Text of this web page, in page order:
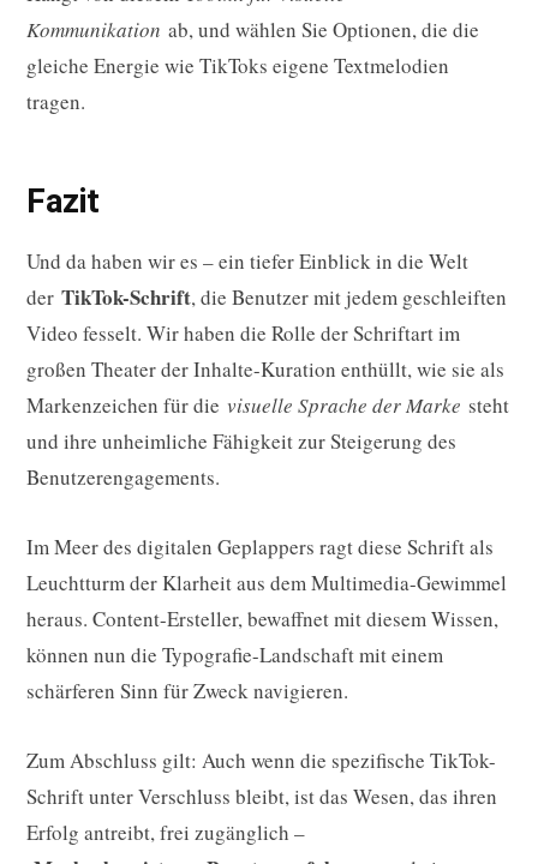
Kommunikation ab, und wählen Sie Optionen, die die
gleiche Energie wie TikToks eigene Textmelodien
tragen.
Fazit
Und da haben wir es – ein tiefer Einblick in die Welt
der TikTok-Schrift, die Benutzer mit jedem geschleiften
Video fesselt. Wir haben die Rolle der Schriftart im
großen Theater der Inhalte-Kuration enthüllt, wie sie als
Markenzeichen für die visuelle Sprache der Marke steht
und ihre unheimliche Fähigkeit zur Steigerung des
Benutzerengagements.
Im Meer des digitalen Geplappers ragt diese Schrift als
Leuchtturm der Klarheit aus dem Multimedia-Gewimmel
heraus. Content-Ersteller, bewaffnet mit diesem Wissen,
können nun die Typografie-Landschaft mit einem
schärferen Sinn für Zweck navigieren.
Zum Abschluss gilt: Auch wenn die spezifische TikTok-
Schrift unter Verschluss bleibt, ist das Wesen, das ihren
Erfolg antreibt, frei zugänglich –